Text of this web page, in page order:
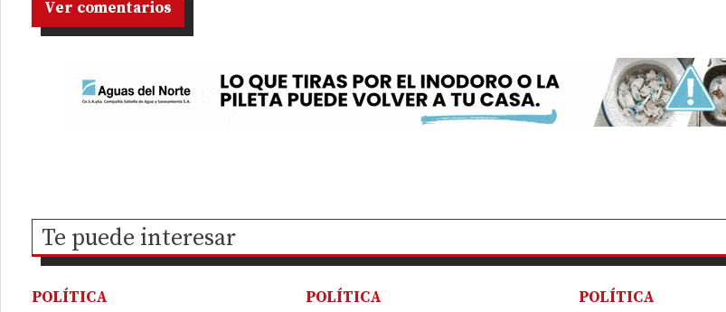
Ver comentarios
Te puede interesar
POLÍTICA POLÍTICA POLÍTICA